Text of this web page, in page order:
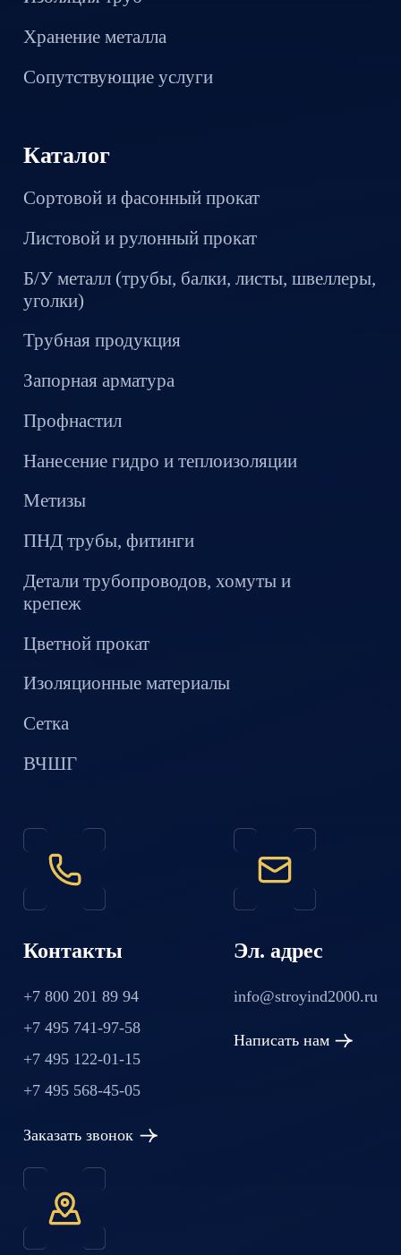
Хранение металла
Сопутствующие услуги
Каталог
Сортовой и фасонный прокат
Листовой и рулонный прокат
Б/У металл (трубы, балки, листы, швеллеры,
уголки)
Трубная продукция
Запорная арматура
Профнастил
Нанесение гидро и теплоизоляции
Метизы
ПНД трубы, фитинги
Детали трубопроводов, хомуты и
крепеж
Цветной прокат
Изоляционные материалы
Сетка
ВЧШГ
Контакты
+7 800 201 89 94
+7 495 741-97-58
+7 495 122-01-15
+7 495 568-45-05
Заказать звонок
Эл. адрес
info@stroyind2000.ru
Написать нам